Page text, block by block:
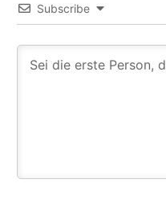
Subscribe